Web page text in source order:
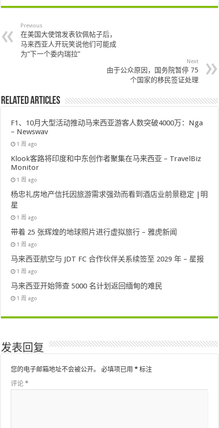
Previous
在美国大使馆发表钦佩帖子后，
马来西亚人开玩笑说他们可能成
为“下一个委内瑞拉”
Next
由于公众原因，国务院暂停 75
个国家的移民签证处理
Related Articles
F1、10月大型活动推动马来西亚游客人数突破4000万：Nga
– Newswav
1 周 ago
Klook客路将印度和中东创作者聚集在马来西亚 – TravelBiz
Monitor
1 周 ago
杨忠礼房地产信托因旅游需求强劲而看到酒店业前景稳定 |明
星
1 周 ago
带着 25 张辉煌的地球照片进行虚拟旅行 – 雅虎新闻
1 周 ago
马来西亚航空与 JDT FC 合作伙伴关系续签至 2029 年 – 星报
1 周 ago
马来西亚开始筛查 5000 名计划返回缅甸的难民
1 周 ago
发表回复
您的电子邮箱地址不会被公开。 必填项已用* 标注
评论*